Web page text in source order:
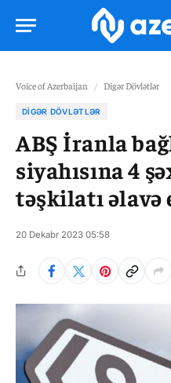
Voice of Azerbaijan / Digər Dövlətlər
DIGƏR DÖVLƏTLƏR
ABŞ İranla
siyahısına 4
təşkilatı əlavə
20 Dekabr 2023 05:58